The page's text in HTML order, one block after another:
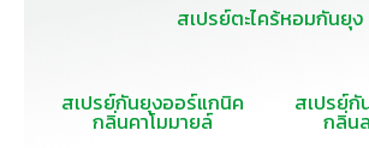
สเปรย์ตะไคร้หอมกันยุง
สเปรย์กันยุงออร์แกนิค
กลิ่นคาโมมายล์
สเปรย์
กลิ่น